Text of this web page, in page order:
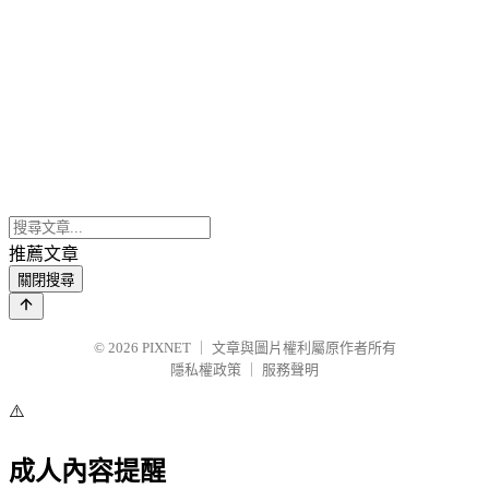
推薦文章
關閉搜尋
© 2026 PIXNET
文章與圖片權利屬原作者所有
隱私權政策
服務聲明
⚠️
成人內容提醒